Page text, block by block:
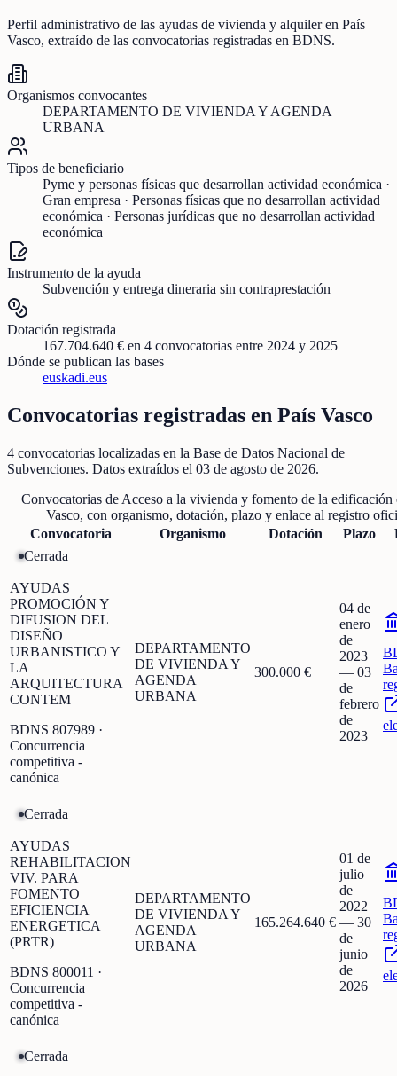
Perfil administrativo de las ayudas de vivienda y alquileren País
Vasco, extraído de las convocatorias registradas en BDNS.
Organismos convocantes
DEPARTAMENTO DE VIVIENDA Y AGENDA
URBANA
Tipos de beneficiario
Pyme y personas físicas que desarrollan actividad económica ·
Gran empresa · Personas físicas que no desarrollan actividad
económica · Personas jurídicas que no desarrollan actividad
económica
Instrumento de la ayuda
Subvención y entrega dineraria sin contraprestación
Dotación registrada
167.704.640 € en 4 convocatorias entre 2024 y 2025
Dónde se publican las bases
euskadi.eus
Convocatorias registradas en País Vasco
4 convocatorias localizadas en la Base de Datos Nacional de
Subvenciones. Datos extraídos el 03 de agosto de 2026.
Convocatorias de Acceso a la vivienda y fomento de la edificación
Vasco, con organismo, dotación, plazo y enlace al registro
Convocatoria
Organismo Dotación Plazo
Cerrada
AYUDAS
PROMOCIÓN Y
DIFUSION DEL
DISEÑO
URBANISTICO Y
LA
ARQUITECTURA
CONTEM
BDNS 807989 ·
Concurrencia
competitiva -
canónica
DEPARTAMENTO
DE VIVIENDA Y
AGENDA
URBANA
300.000 €
04 de
enero
de
2023
— 03
de
febrero
de
2023
Cerrada
AYUDAS
REHABILITACION
VIV. PARA
FOMENTO
EFICIENCIA
ENERGETICA
(PRTR)
BDNS 800011 ·
Concurrencia
competitiva -
canónica
DEPARTAMENTO
DE VIVIENDA Y
AGENDA
URBANA
165.264.640 €
01 de
julio
de
2022
— 30
de
junio
de
2026
Cerrada